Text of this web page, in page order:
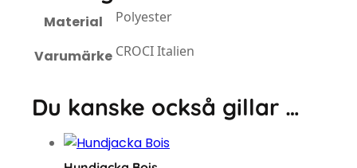
Material Polyester
Varumärke CROCI Italien
Du kanske också gillar …